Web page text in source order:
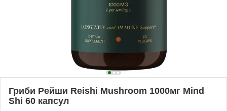
Гриби Рейши Reishi Mushroom 1000мг Mind
Shi 60 капсул